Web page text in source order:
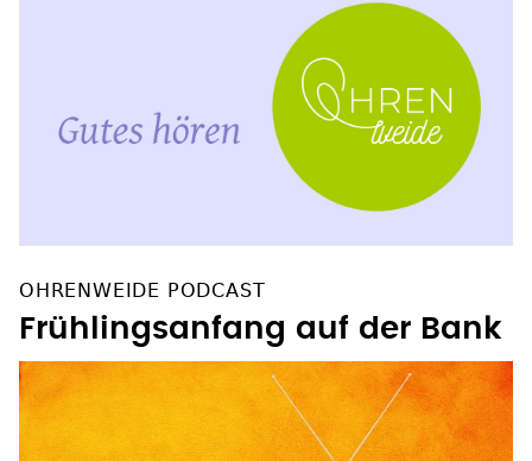
OHRENWEIDE PODCAST
Frühlingsanfang auf der Bank